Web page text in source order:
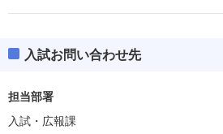
入試お問い合わせ先
担当部署
入試・広報課